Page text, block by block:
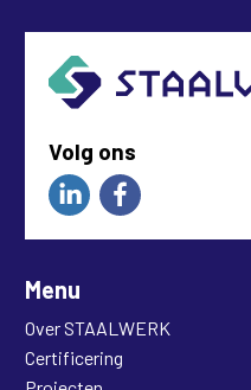
Volg ons
Menu
Over STAALWERK
Certificering